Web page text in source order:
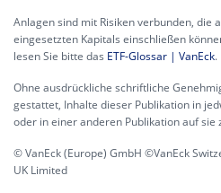
Anlagen sind mit Risiken verbunden, die
eingesetzten Kapitals einschließen
lesen Sie bitte das ETF-Glossar | VanEck.
Ohne ausdrückliche schriftliche
gestattet, Inhalte dieser Publikation in
oder in einer anderen Publikation auf sie
© VanEck (Europe) GmbH ©VanEck
UK Limited